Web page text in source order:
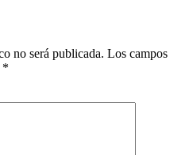
no será publicada. Los campos
*